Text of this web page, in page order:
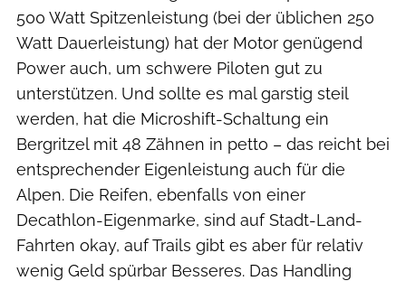
500 Watt Spitzenleistung (bei der üblichen 250
Watt Dauerleistung) hat der Motor genügend
Power auch, um schwere Piloten gut zu
unterstützen. Und sollte es mal garstig steil
werden, hat die Microshift-Schaltung ein
Bergritzel mit 48 Zähnen in petto – das reicht bei
entsprechender Eigenleistung auch für die
Alpen. Die Reifen, ebenfalls von einer
Decathlon-Eigenmarke, sind auf Stadt-Land-
Fahrten okay, auf Trails gibt es aber für relativ
wenig Geld spürbar Besseres. Das Handling